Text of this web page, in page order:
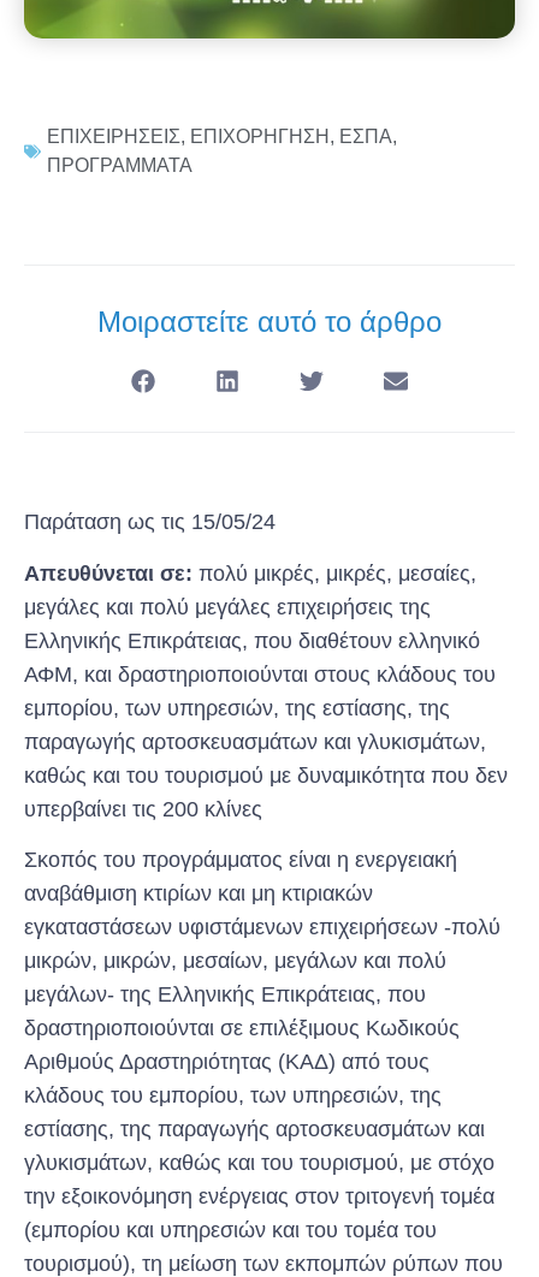
ΕΠΙΧΕΙΡΗΣΕΙΣ, ΕΠΙΧΟΡΗΓΗΣΗ , ΕΣΠΑ,
ΠΡΟΓΡΑΜΜΑΤΑ
Μοιραστείτε αυτό το άρθρο
Παράταση ως τις 15/05/24
Απευθύνεται σε: πολύ μικρές, μικρές, μεσαίες,
μεγάλες και πολύ μεγάλες επιχειρήσεις της
Ελληνικής Επικράτειας, που διαθέτουν ελληνικό
ΑΦΜ, και δραστηριοποιούνται στους κλάδους του
εμπορίου, των υπηρεσιών, της εστίασης, της
παραγωγής αρτοσκευασμάτων και γλυκισμάτων,
καθώς και του τουρισμού με δυναμικότητα που δεν
υπερβαίνει τις 200 κλίνες
Σκοπός του προγράμματος είναι η ενεργειακή
αναβάθμιση κτιρίων και μη κτιριακών
εγκαταστάσεων υφιστάμενων επιχειρήσεων -πολύ
μικρών, μικρών, μεσαίων, μεγάλων και πολύ
μεγάλων- της Ελληνικής Επικράτειας, που
δραστηριοποιούνται σε επιλέξιμους Κωδικούς
Αριθμούς Δραστηριότητας (ΚΑΔ) από τους
κλάδους του εμπορίου, των υπηρεσιών, της
εστίασης, της παραγωγής αρτοσκευασμάτων και
γλυκισμάτων, καθώς και του τουρισμού, με στόχο
την εξοικονόμηση ενέργειας στον τριτογενή τομέα
(εμπορίου και υπηρεσιών και του τομέα του
τουρισμού), τη μείωση των εκπομπών ρύπων που